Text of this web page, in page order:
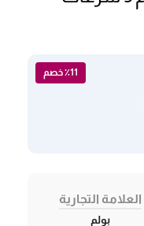
٪11 خصم
العلامة التجارية
بولم